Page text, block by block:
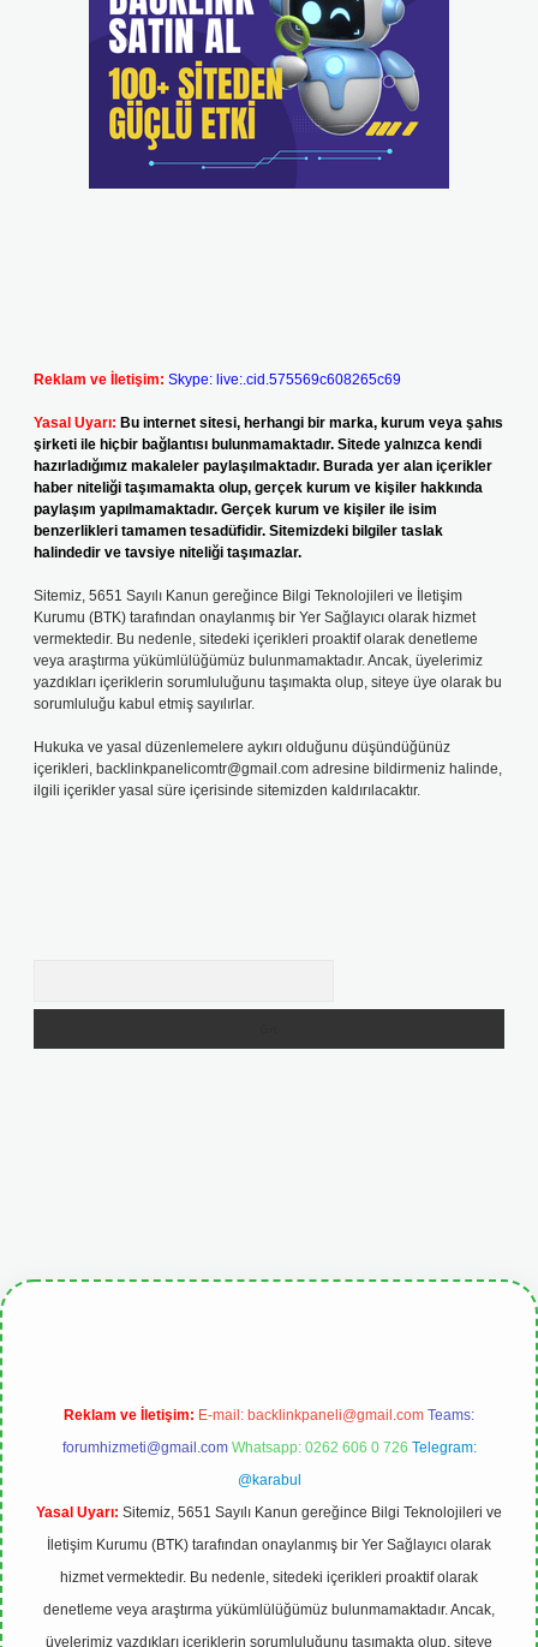
Reklam ve İletişim: Skype: live:.cid.575569c608265c69
Yasal Uyarı: Bu internet sitesi, herhangi bir marka, kurum veya şahıs
şirketi ile hiçbir bağlantısı bulunmamaktadır. Sitede yalnızca kendi
hazırladığımız makaleler paylaşılmaktadır. Burada yer alan içerikler
haber niteliği taşımamakta olup, gerçek kurum ve kişiler hakkında
paylaşım yapılmamaktadır. Gerçek kurum ve kişiler ile isim
benzerlikleri tamamen tesadüfidir. Sitemizdeki bilgiler taslak
halindedir ve tavsiye niteliği taşımazlar.
Sitemiz, 5651 Sayılı Kanun gereğince Bilgi Teknolojileri ve İletişim
Kurumu (BTK) tarafından onaylanmış bir Yer Sağlayıcı olarak hizmet
vermektedir. Bu nedenle, sitedeki içerikleri proaktif olarak denetleme
veya araştırma yükümlülüğümüz bulunmamaktadır. Ancak, üyelerimiz
yazdıkları içeriklerin sorumluluğunu taşımakta olup, siteye üye olarak bu
sorumluluğu kabul etmiş sayılırlar.
Hukuka ve yasal düzenlemelere aykırı olduğunu düşündüğünüz
içerikleri, backlinkpanelicomtr@gmail.com adresine bildirmeniz halinde,
ilgili içerikler yasal süre içerisinde sitemizden kaldırılacaktır.
Reklam ve İletişim: E-mail: backlinkpaneli@gmail.com Teams:
forumhizmeti@gmail.com Whatsapp: 0262 606 0 726 Telegram:
@karabul
Yasal Uyarı: Sitemiz, 5651 Sayılı Kanun gereğince Bilgi Teknolojileri ve
İletişim Kurumu (BTK) tarafından onaylanmış bir Yer Sağlayıcı olarak
hizmet vermektedir. Bu nedenle, sitedeki içerikleri proaktif olarak
denetleme veya araştırma yükümlülüğümüz bulunmamaktadır. Ancak,
üyelerimiz yazdıkları içeriklerin sorumluluğunu taşımakta olup, siteye